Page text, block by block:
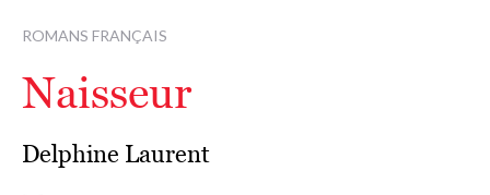
ROMANS FRANÇAIS
Naisseur
Delphine Laurent